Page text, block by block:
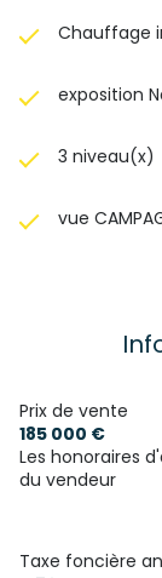
Chauffage
exposition
3 niveau(x)
vue
Prix de vente
185 000 €
Les honoraires
du vendeur
Taxe foncière